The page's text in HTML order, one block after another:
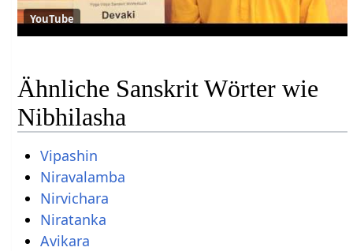
YouTube
Ähnliche Sanskrit Wörter wie
Nibhilasha
Vipashin
Niravalamba
Nirvichara
Niratanka
Avikara